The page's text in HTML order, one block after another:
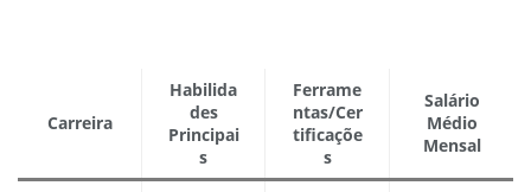
Carreira
Habilida
des
Principai
s
Ferrame
ntas/Cer
tificaçõe
s
Salário
Médio
Mensal